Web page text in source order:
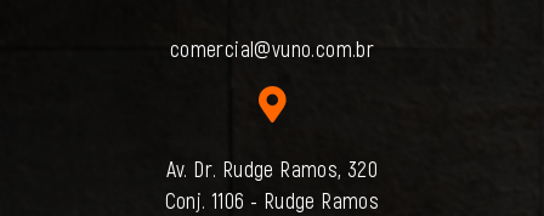
comercial@vuno.com.br
Av. Dr. Rudge Ramos, 320
Conj. 1106 - Rudge Ramos